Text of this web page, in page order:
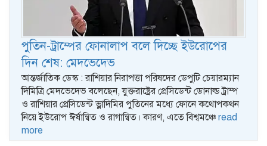
পুতিন-ট্রাম্পের ফোনালাপ বলে দিচ্ছে ইউরোপের
দিন শেষ: মেদভেদেভ
আন্তর্জাতিক ডেস্ক : রাশিয়ার নিরাপত্তা পরিষদের ডেপুটি চেয়ারম্যান
দিমিত্রি মেদভেদেভ বলেছেন, যুক্তরাষ্ট্রের প্রেসিডেন্ট ডোনাল্ড ট্রাম্প
ও রাশিয়ার প্রেসিডেন্ট ভ্লাদিমির পুতিনের মধ্যে ফোনে কথোপকথন
নিয়ে ইউরোপ ঈর্ষান্বিত ও রাগান্বিত। কারণ, এতে বিশ্বমঞ্চে read
more